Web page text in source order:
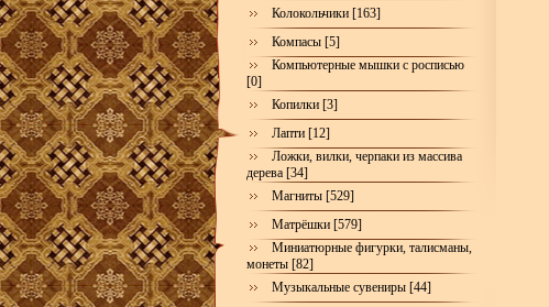
Колокольчики [163]
Компасы [5]
Компьютерные мышки с росписью
[0]
Копилки [3]
Лапти [12]
Ложки, вилки, черпаки из массива
дерева [34]
Магниты [529]
Матрёшки [579]
Миниатюрные фигурки, талисманы,
монеты [82]
Музыкальные сувениры [44]